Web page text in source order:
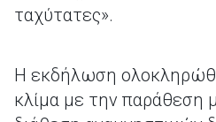
ταχύτατες».
Η εκδήλωση
κλίμα με την παράθεση